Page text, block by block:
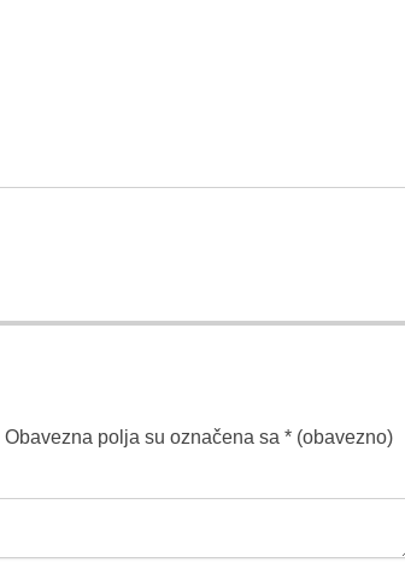
Obavezna polja su označena sa * (obavezno)